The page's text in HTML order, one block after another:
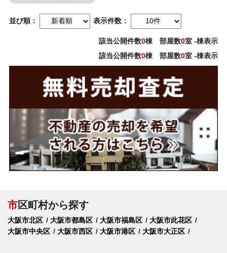
並び順： 表示件数：
該当公開件数0棟 部屋数0室 -棟表示
該当公開件数0棟 部屋数0室 -棟表示
市区町村から探す
大阪市北区 大阪市都島区 大阪市福島区
大阪市此花区
大阪市中央区
大阪市西区 大阪市港区 大阪市大正区